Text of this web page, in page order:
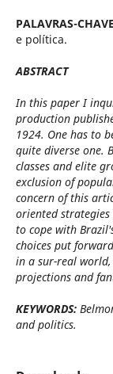
PALAVRAS-
e política.
ABSTRACT
In this paper I
production
1924. One has to
quite diverse one.
classes and elite
exclusion of
concern of this
oriented
to cope with
choices put
in a sur-real
projections and
KEYWORDS:
and politics.